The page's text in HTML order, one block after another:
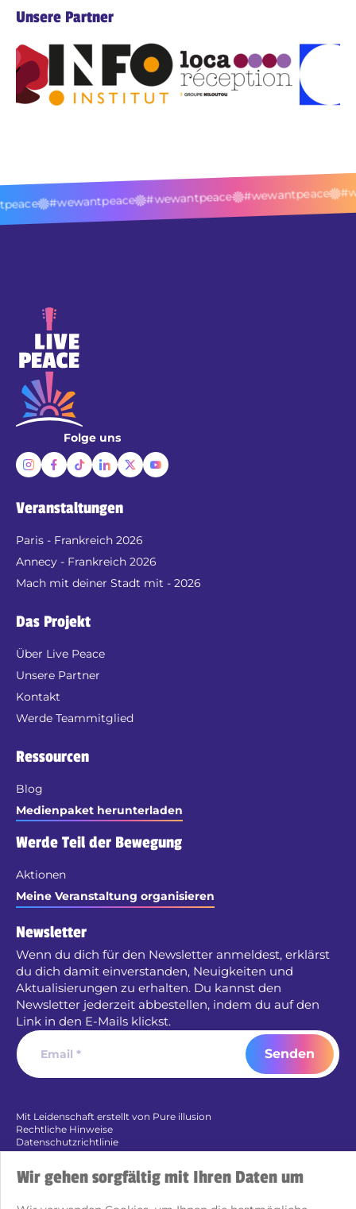
Unsere Partner
#wewantpeace #wewantpeace #wewantpeace
Folge uns
Veranstaltungen
Paris - Frankreich 2026
Annecy - Frankreich 2026
Mach mit deiner Stadt mit - 2026
Das Projekt
Über Live Peace
Unsere Partner
Kontakt
Werde Teammitglied
Ressourcen
Blog
Medienpaket herunterladen
Werde Teil der Bewegung
Aktionen
Meine Veranstaltung organisieren
Newsletter
Wenn du dich für den Newsletter anmeldest, erklärst
du dich damit einverstanden, Neuigkeiten und
Aktualisierungen zu erhalten. Du kannst den
Newsletter jederzeit abbestellen, indem du auf den
Link in den E-Mails klickst.
Senden
Mit Leidenschaft erstellt von Pure illusion
Rechtliche Hinweise
Datenschutzrichtlinie
Cookies
Wir gehen sorgfältig mit Ihren Daten um